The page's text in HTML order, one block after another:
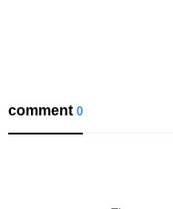
comment0